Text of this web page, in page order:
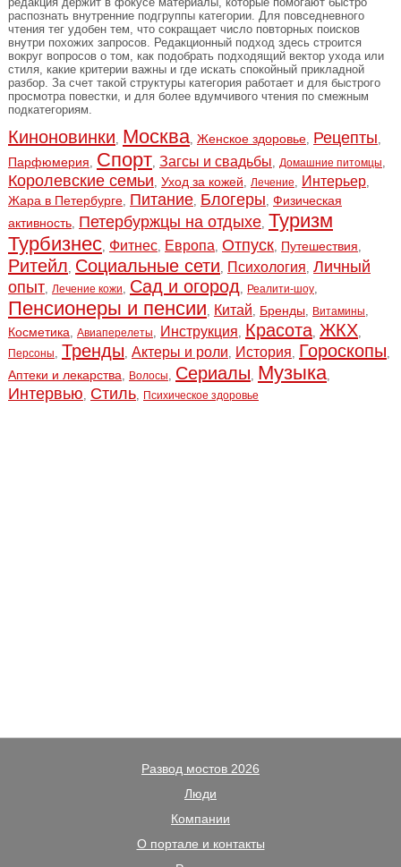
распознать внутренние подгруппы категории. Для повседневного
чтения тег удобен тем, что сокращает число повторных поисков
внутри похожих запросов. Редакционный подход здесь строится
вокруг вопросов о том, как подобрать подходящий вектор ухода или
стиля, какие критерии важны и где искать спокойный прикладной
разбор. За счет такой структуры категория работает и для быстрого
просмотра повестки, и для более вдумчивого чтения по смежным
подкатегориям.
Киноновинки, Москва, Женское здоровье, Рецепты,
Парфюмерия, Спорт, Загсы и свадьбы, Домашние питомцы,
Королевские семьи, Уход за кожей, Лечение, Интерьер,
Жара в Петербурге, Питание, Блогеры, Физическая
активность, Петербуржцы на отдыхе, Туризм
Турбизнес, Фитнес, Европа, Отпуск, Путешествия,
Ритейл, Социальные сети, Психология, Личный
опыт, Лечение кожи, Сад и огород, Реалити-шоу,
Пенсионеры и пенсии, Китай, Бренды, Витамины,
Косметика, Авиаперелеты, Инструкция, Красота, ЖКХ,
Персоны, Тренды, Актеры и роли, История, Гороскопы,
Аптеки и лекарства, Волосы, Сериалы, Музыка,
Интервью, Стиль, Психическое здоровье
Развод мостов 2026
Люди
Компании
О портале и контакты